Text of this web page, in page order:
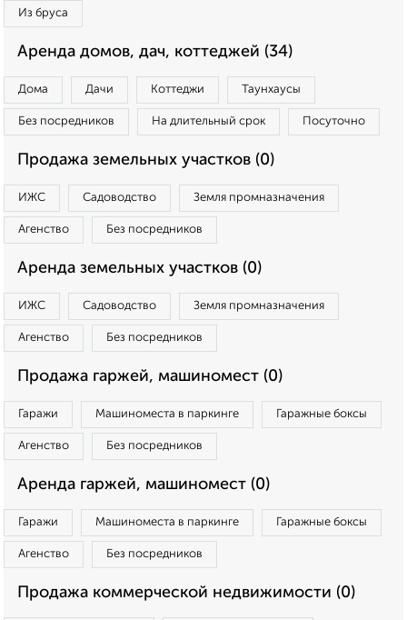
Из бруса
Аренда домов, дач, коттеджей (34)
Дома Дачи Коттеджи Таунхаусы
Без посредников На длительный срок Посуточно
Продажа земельных участков (0)
ИЖС Садоводство Земля промназначения
Агенство Без посредников
Аренда земельных участков (0)
ИЖС Садоводство Земля промназначения
Агенство Без посредников
Продажа гаржей, машиномест (0)
Гаражи Машиноместа в паркинге Гаражные боксы
Агенство Без посредников
Аренда гаржей, машиномест (0)
Гаражи Машиноместа в паркинге Гаражные боксы
Агенство Без посредников
Продажа коммерческой недвижимости (0)